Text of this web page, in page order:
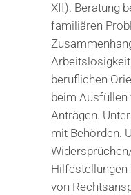
XII). Beratung
familiären
beruflichen
beim Ausfüllen
Anträgen.
mit Behörden.
Hilfestellungen
von